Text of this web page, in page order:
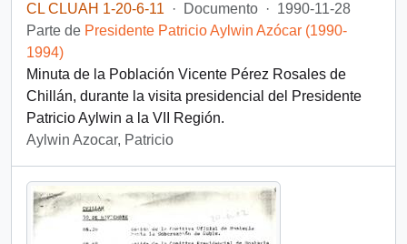
CL CLUAH 1-20-6-11
· Documento · 1990-11-28
Parte de Presidente Patricio Aylwin Azócar (1990-
1994)
Minuta de la Población Vicente Pérez Rosales de
Chillán, durante la visita presidencial del Presidente
Patricio Aylwin a la VII Región.
Aylwin Azocar, Patricio